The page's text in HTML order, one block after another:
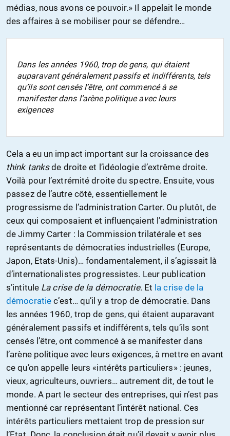
médias, nous avons ce pouvoir.» Il appelait le monde
des affaires à se mobiliser pour se défendre…
Dans les années 1960, trop de gens, qui étaient
auparavant généralement passifs et indifférents, tels
qu’ils sont censés l’être, ont commencé à se
manifester dans l’arène politique avec leurs
exigences
Cela a eu un impact important sur la croissance des
think tanksde droite et l’idéologie d’extrême droite.
Voilà pour l’extrémité droite du spectre. Ensuite, vous
passez de l’autre côté, essentiellement le
progressisme de l’administration Carter. Ou plutôt, de
ceux qui composaient et influençaient l’administration
de Jimmy Carter : la Commission trilatérale et ses
représentants de démocraties industrielles (Europe,
Japon, Etats-Unis)… fondamentalement, il s’agissait là
d’internationalistes progressistes. Leur publication
s’intitule La crise de la démocratie. Et la crise de la
démocratie c’est… qu’il y a trop de démocratie. Dans
les années 1960, trop de gens, qui étaient auparavant
généralement passifs et indifférents, tels qu’ils sont
censés l’être, ont commencé à se manifester dans
l’arène politique avec leurs exigences, à mettre en avant
ce qu’on appelle leurs «intérêts particuliers» : jeunes,
vieux, agriculteurs, ouvriers… autrement dit, de tout le
monde. A part le secteur des entreprises, qui n’est pas
mentionné car représentant l’intérêt national. Ces
intérêts particuliers mettaient trop de pression sur